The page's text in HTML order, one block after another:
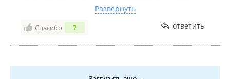
раньше времени, т.к администратор постоянно
ходила и наговаривала на нас другим
проживающим. Кто-нибудь унесёт мангал,
Развернуть
Спасибо 7 ответить